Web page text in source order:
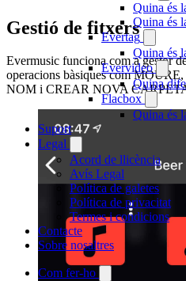
Quina és
Quina és
Evertag
Quina és
Evervideo
Quina
Flacbox
Quina és
Suport
Legal
Acord de llicència
Avís Legal
Política de galetes
Política de privacitat
Termes i condicions
Contacte
Sobre nosaltres
Com fer-ho
Gestió de fitxers
Evermusic funciona com a gestor
operacions bàsiques com
NOM i CREAR NOVA CARPETA